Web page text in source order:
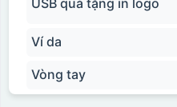
Hộp xi bình giữ nhiệt
USB quà tặng in logo
Ví da
Vòng tay